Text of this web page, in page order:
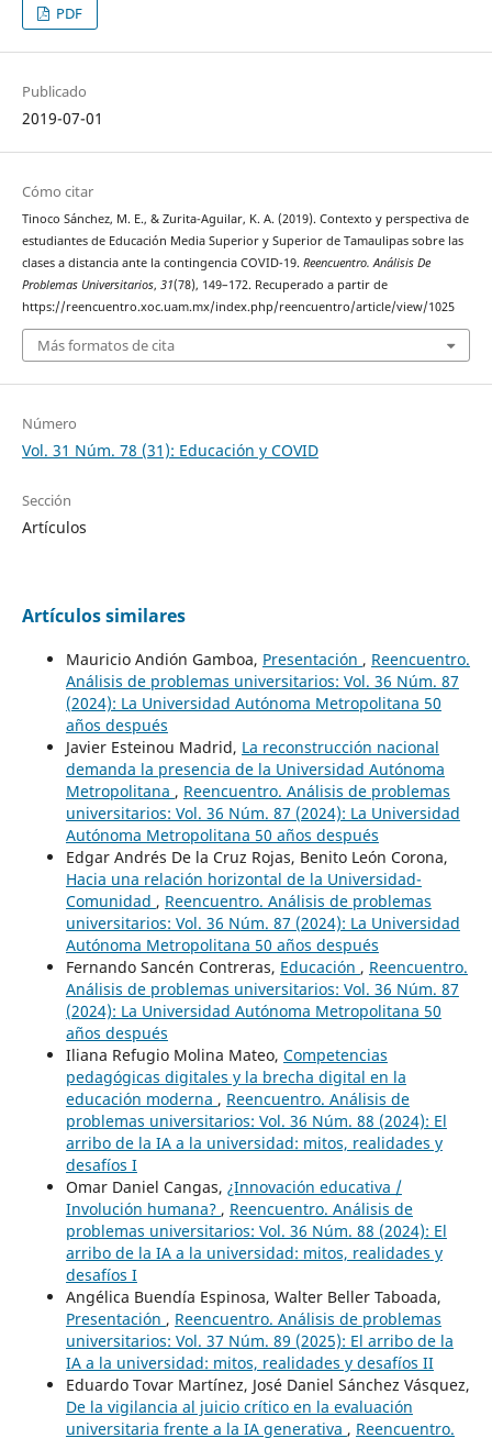
PDF
Publicado
2019-07-01
Cómo citar
Tinoco Sánchez, M. E., & Zurita-Aguilar, K. A. (2019). Contexto y perspectiva de
estudiantes de Educación Media Superior y Superior de Tamaulipas sobre las
clases a distancia ante la contingencia COVID-19. Reencuentro. Análisis De
Problemas Universitarios, 31(78), 149–172. Recuperado a partir de
https://reencuentro.xoc.uam.mx/index.php/reencuentro/article/view/1025
Más formatos de cita
Número
Vol. 31 Núm. 78 (31): Educación y COVID
Sección
Artículos
Artículos similares
Mauricio Andión Gamboa, Presentación , Reencuentro.
Análisis de problemas universitarios: Vol. 36 Núm. 87
(2024): La Universidad Autónoma Metropolitana 50
años después
Javier Esteinou Madrid, La reconstrucción nacional
demanda la presencia de la Universidad Autónoma
Metropolitana , Reencuentro. Análisis de problemas
universitarios: Vol. 36 Núm. 87 (2024): La Universidad
Autónoma Metropolitana 50 años después
Edgar Andrés De la Cruz Rojas, Benito León Corona,
Hacia una relación horizontal de la Universidad-
Comunidad , Reencuentro. Análisis de problemas
universitarios: Vol. 36 Núm. 87 (2024): La Universidad
Autónoma Metropolitana 50 años después
Fernando Sancén Contreras, Educación , Reencuentro.
Análisis de problemas universitarios: Vol. 36 Núm. 87
(2024): La Universidad Autónoma Metropolitana 50
años después
Iliana Refugio Molina Mateo, Competencias
pedagógicas digitales y la brecha digital en la
educación moderna , Reencuentro. Análisis de
problemas universitarios: Vol. 36 Núm. 88 (2024): El
arribo de la IA a la universidad: mitos, realidades y
desafíos I
Omar Daniel Cangas, ¿Innovación educativa /
Involución humana? , Reencuentro. Análisis de
problemas universitarios: Vol. 36 Núm. 88 (2024): El
arribo de la IA a la universidad: mitos, realidades y
desafíos I
Angélica Buendía Espinosa, Walter Beller Taboada,
Presentación , Reencuentro. Análisis de problemas
universitarios: Vol. 37 Núm. 89 (2025): El arribo de la
IA a la universidad: mitos, realidades y desafíos II
Eduardo Tovar Martínez, José Daniel Sánchez Vásquez,
De la vigilancia al juicio crítico en la evaluación
universitaria frente a la IA generativa , Reencuentro.